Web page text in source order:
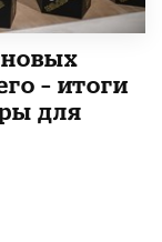
– итоги
для